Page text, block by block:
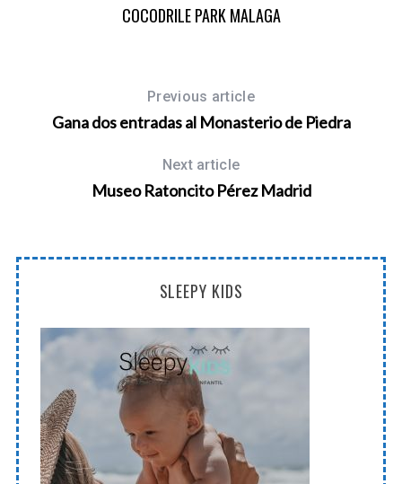
COCODRILE PARK MALAGA
Previous article
Gana dos entradas al Monasterio de Piedra
Next article
Museo Ratoncito Pérez Madrid
SLEEPY KIDS